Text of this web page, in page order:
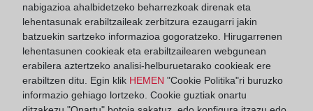
De lunes a viernes de 09:00 a 17:00 horas
Agosto: De lunes a viernes de 09:00 a 14:00 horas
Los días 24 y 31 de diciembre de 09:00 a 14:00
horas
nabigazioa ahalbidetzeko beharrezkoak direnak eta
lehentasunak erabiltzaileak zerbitzura ezaugarri jakin
batzuekin sartzeko informazioa gogoratzeko. Hirugarrenen
lehentasunen cookieak eta erabiltzailearen webgunean
erabilera aztertzeko analisi-helburuetarako cookieak ere
erabiltzen ditu. Egin klik HEMEN "Cookie Politika"ri buruzko
informazio gehiago lortzeko. Cookie guztiak onartu